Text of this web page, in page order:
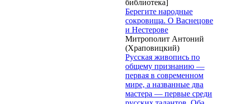
библиотека]
Берегите народные
сокровища. О Васнецове
и Нестерове
Митрополит Антоний
(Храповицкий)
Русская живопись по
общему признанию —
первая в современном
мире, а названные два
мастера — первые среди